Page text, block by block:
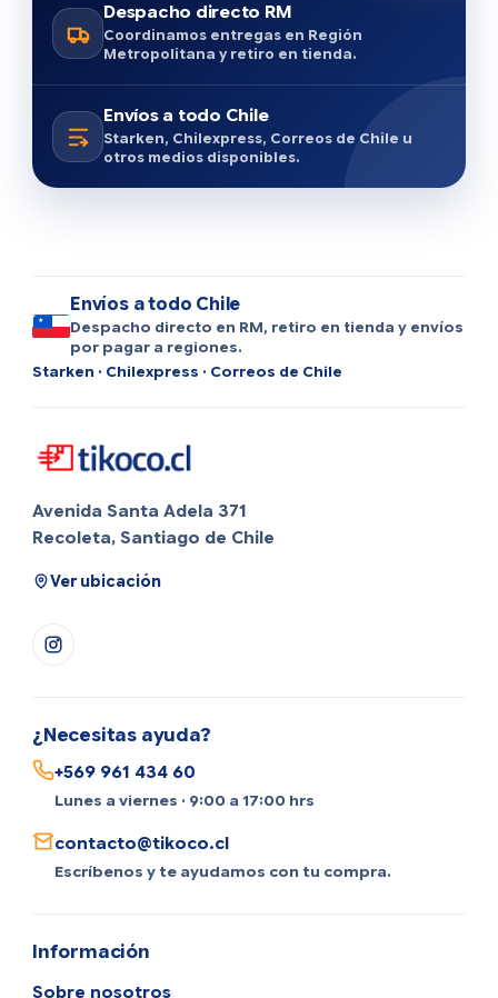
Despacho directo RM
Coordinamos entregas en Región
Metropolitana y retiro en tienda.
Envíos a todo Chile
Starken, Chilexpress, Correos de Chile u
otros medios disponibles.
Envíos a todo Chile
Despacho directo en RM, retiro en tienda y envíos
por pagar a regiones.
Starken · Chilexpress · Correos de Chile
Avenida Santa Adela 371
Recoleta, Santiago de Chile
Ver ubicación
¿Necesitas ayuda?
+569 961 434 60
Lunes a viernes · 9:00 a 17:00 hrs
contacto@tikoco.cl
Escríbenos y te ayudamos con tu compra.
Información
Sobre nosotros